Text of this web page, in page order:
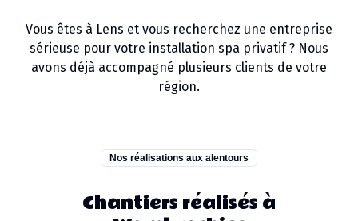
Vous êtes à Lens et vous recherchez une entreprise
sérieuse pour votre installation spa privatif? Nous
avons déjà accompagné plusieurs clients de votre
région.
Nos réalisations aux alentours
Chantiers réalisés à